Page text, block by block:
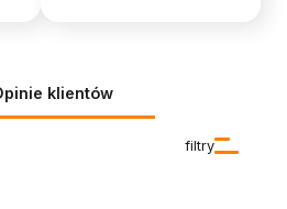
klientów
filtry